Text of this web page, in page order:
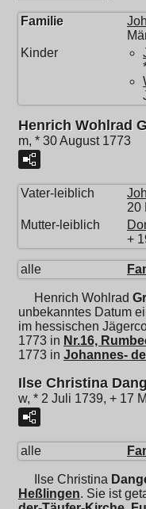
Familie
Kinder
Henrich Wohlrad
m, * 30 August 1773
Vater-leiblich
20
Mutter-leiblich
+
alle
Henrich Wohlrad
unbekanntes Datum
im hessischen
1773 in Nr.16,
1773 in Johannes-
Ilse Christina
w, * 2 Juli 1739, + 17
alle
Ilse Christina
Heßlingen. Sie ist